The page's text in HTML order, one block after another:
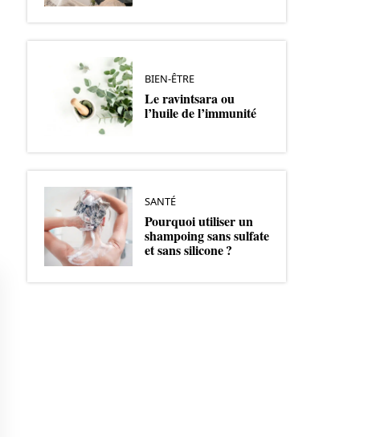
BIEN-ÊTRE
Le ravintsara ou
l’huile de l’immunité
SANTÉ
Pourquoi utiliser un
shampoing sans sulfate
et sans silicone ?